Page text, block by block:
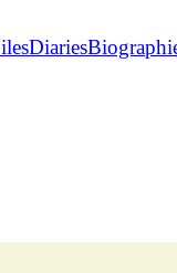
Diaries